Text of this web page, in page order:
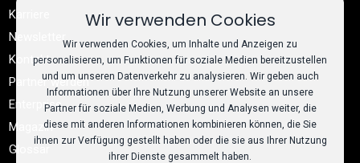
Karriere
Newsletter
Kontakt
Partner werden
Enterprise
Magazin
Glossar
Wir verwenden Cookies
Wir verwenden Cookies, um Inhalte und Anzeigen zu
personalisieren, um Funktionen für soziale Medien bereitzustellen
und um unseren Datenverkehr zu analysieren. Wir geben auch
Informationen über Ihre Nutzung unserer Website an unsere
Partner für soziale Medien, Werbung und Analysen weiter, die
diese mit anderen Informationen kombinieren können, die Sie
ihnen zur Verfügung gestellt haben oder die sie aus Ihrer Nutzung
ihrer Dienste gesammelt haben.